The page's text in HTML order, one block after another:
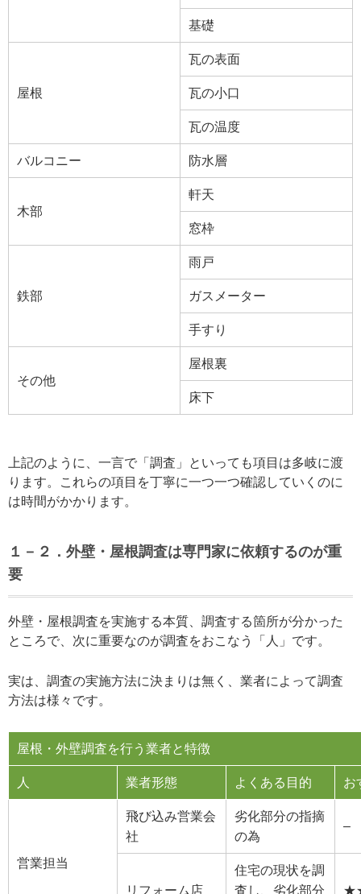
基礎
屋根
瓦の表面
瓦の小口
瓦の温度
バルコニー 防水層
木部
軒天
窓枠
鉄部
雨戸
ガスメーター
手すり
その他
屋根裏
床下
上記のように、一言で「調査」といっても項目は多岐に渡
ります。これらの項目を丁寧に一つ一つ確認していくのに
は時間がかかります。
１－２．外壁・屋根調査は専門家に依頼するのが重
要
外壁・屋根調査を実施する本質、調査する箇所が分かった
ところで、次に重要なのが調査をおこなう「人」です。
実は、調査の実施方法に決まりは無く、業者によって調査
方法は様々です。
屋根・外壁調査を行う業者と特徴
人 業者形態 よくある目的 お
営業担当
飛び込み営業会
社
劣化部分の指摘
の為
–
リフォーム店
住宅の現状を調
査し、劣化部分